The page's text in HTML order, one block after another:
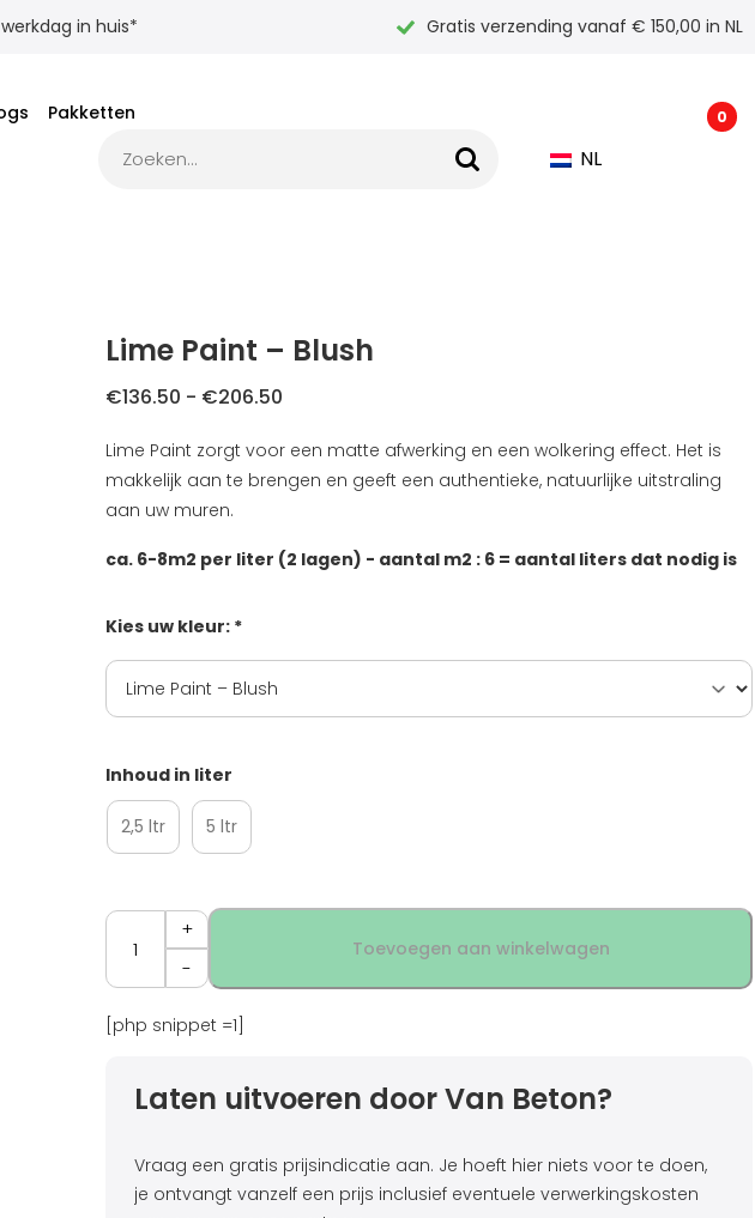
in huis* Gratis verzending vanaf € 150,00 in NL
Pakketten
NL
0
Lime Paint – Blush
Lime Paint zorgt voor een matte afwerking en een wolkering effect. Het is
makkelijk aan te brengen en geeft een authentieke, natuurlijke uitstraling
aan uw muren.
ca. 6-8m2 per liter (2 lagen) - aantal m2 : 6 = aantal liters dat nodig is
Kies uw kleur: *
€136.50 - €206.50
tot
€206.50
Inhoud in liter
2,5 ltr 5 ltr
Aantal
Toevoegen aan winkelwagen
[php snippet =1]
Laten uitvoeren door Van Beton?
Vraag een gratis prijsindicatie aan. Je hoeft hier niets voor te doen,
je ontvangt vanzelf een prijs inclusief eventuele verwerkingskosten